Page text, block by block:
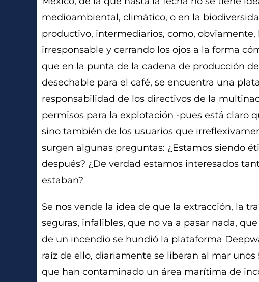
medioambiental, climático, o en la
productivo, intermediarios, como,
irresponsable y cerrando los ojos a la forma
que en la punta de la cadena de producción
desechable para el café, se encuentra una
responsabilidad de los directivos de la
permisos para la explotación -pues está claro
sino también de los usuarios que
surgen algunas preguntas: ¿Estamos siendo
después? ¿De verdad estamos interesados
estaban?
Se nos vende la idea de que la extracción, la
seguras, infalibles, que no va a pasar nada,
de un incendio se hundió la plataforma
raíz de ello, diariamente se liberan al mar
que han contaminado un área marítima de